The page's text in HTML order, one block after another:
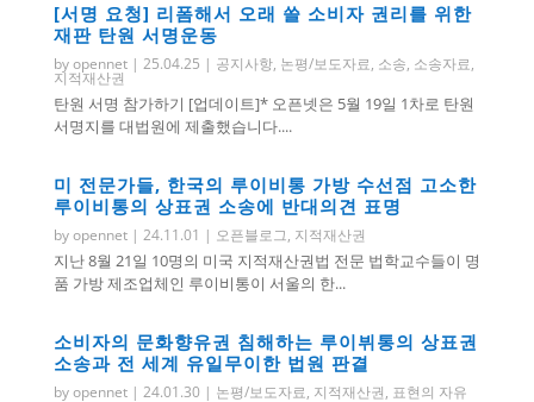
[서명 요청] 리폼해서 오래 쓸 소비자 권리를 위한
재판 탄원 서명운동
byopennet| 25.04.25 | 공지사항, 논평/보도자료, 소송, 소송자료,
지적재산권
탄원 서명 참가하기 [업데이트]* 오픈넷은 5월 19일 1차로 탄원
서명지를 대법원에 제출했습니다....
미 전문가들, 한국의 루이비통 가방 수선점 고소한
루이비통의 상표권 소송에 반대의견 표명
byopennet| 24.11.01 | 오픈블로그, 지적재산권
지난 8월 21일 10명의 미국 지적재산권법 전문 법학교수들이 명
품 가방 제조업체인 루이비통이 서울의 한...
소비자의 문화향유권 침해하는 루이뷔통의 상표권
소송과 전 세계 유일무이한 법원 판결
byopennet| 24.01.30 | 논평/보도자료, 지적재산권, 표현의 자유